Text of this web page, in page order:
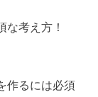
考え方！
作るには必須